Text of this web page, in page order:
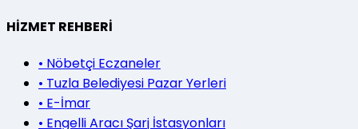
HİZMET REHBERİ
• Nöbetçi Eczaneler
• Tuzla Belediyesi Pazar Yerleri
• E-İmar
• Engelli Aracı Şarj İstasyonları